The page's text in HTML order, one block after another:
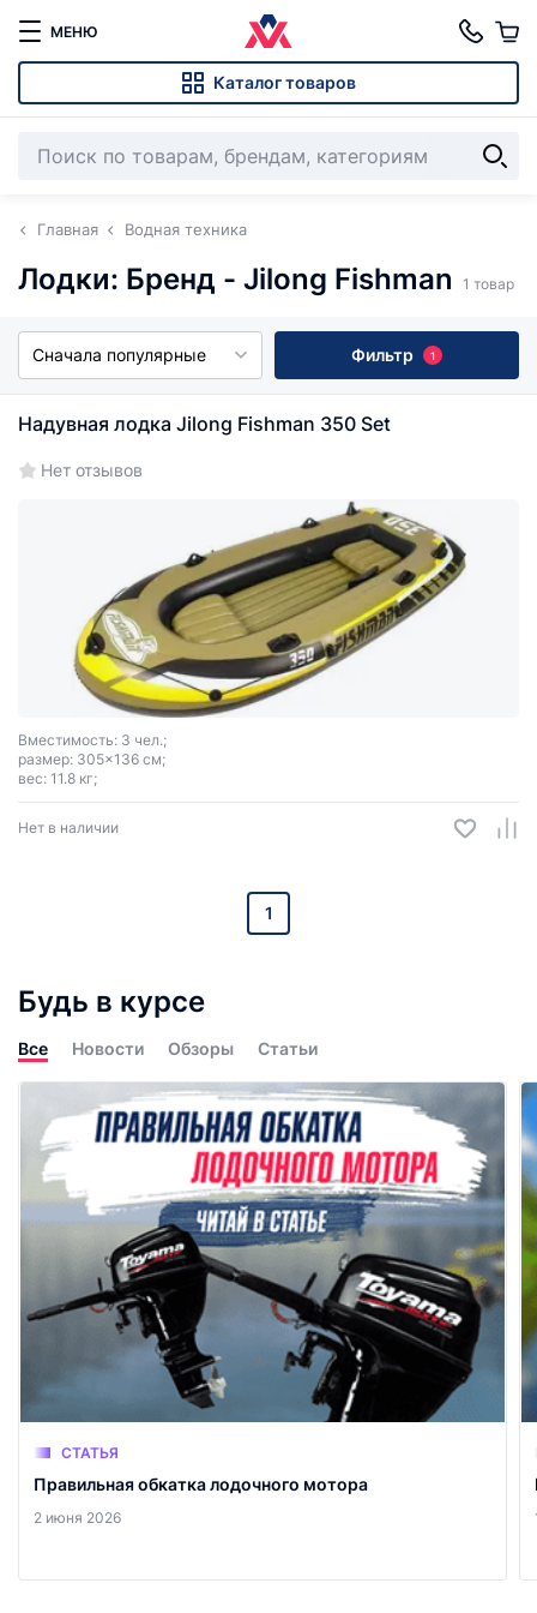
МЕНЮ
Каталог товаров
Главная Водная техника
Лодки: Бренд - Jilong Fishman 1 товар
Сначала популярные Фильтр 1
Надувная лодка Jilong Fishman 350 Set
Нет отзывов
Вместимость: 3 чел.;
размер: 305x136 см;
вес: 11.8 кг;
Нет в наличии
1
Будь в курсе
Все Новости Обзоры Статьи
СТАТЬЯ
Правильная обкатка лодочного мотора
2 июня 2026